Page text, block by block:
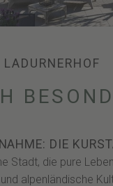
DIE
Stadt, die pure
alpenländische